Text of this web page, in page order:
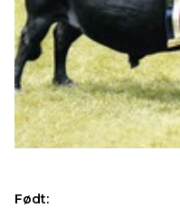
Født: